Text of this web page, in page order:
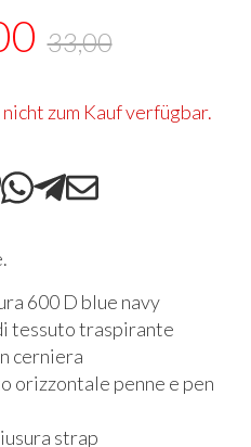
33,00
zum Kauf verfügbar.
600 D blue navy
tessuto traspirante
cerniera
orizzontale penne e pen
strap